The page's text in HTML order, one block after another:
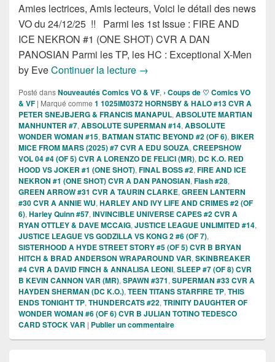
Amies lectrices, Amis lecteurs, Voici le détail des news
VO du 24/12/25 !! Parmi les 1st Issue : FIRE AND
ICE NEKRON #1 (ONE SHOT) CVR A DAN
PANOSIAN Parmi les TP, les HC : Exceptional X-Men
by EveContinuer la lecture Sorties des Comics VO de la
→
Posté dansNouveautés Comics VO & VF, › Coups de ♡ Comics VO
& VF | Marqué comme 1 1025IM0372 HORNSBY & HALO #13 CVR A
PETER SNEJBJERG & FRANCIS MANAPUL, ABSOLUTE MARTIAN
MANHUNTER #7, ABSOLUTE SUPERMAN #14, ABSOLUTE
WONDER WOMAN #15, BATMAN STATIC BEYOND #2 (OF 6), BIKER
MICE FROM MARS (2025) #7 CVR A EDU SOUZA, CREEPSHOW
VOL 04 #4 (OF 5) CVR A LORENZO DE FELICI (MR), DC K.O. RED
HOOD VS JOKER #1 (ONE SHOT), FINAL BOSS #2, FIRE AND ICE
NEKRON #1 (ONE SHOT) CVR A DAN PANOSIAN, Flash #28,
GREEN ARROW #31 CVR A TAURIN CLARKE, GREEN LANTERN
#30 CVR A ANNIE WU, HARLEY AND IVY LIFE AND CRIMES #2 (OF
6), Harley Quinn #57, INVINCIBLE UNIVERSE CAPES #2 CVR A
RYAN OTTLEY & DAVE MCCAIG, JUSTICE LEAGUE UNLIMITED #14,
JUSTICE LEAGUE VS GODZILLA VS KONG 2 #6 (OF 7),
SISTERHOOD A HYDE STREET STORY #5 (OF 5) CVR B BRYAN
HITCH & BRAD ANDERSON WRAPAROUND VAR, SKINBREAKER
#4 CVR A DAVID FINCH & ANNALISA LEONI, SLEEP #7 (OF 8) CVR
B KEVIN CANNON VAR (MR), SPAWN #371, SUPERMAN #33 CVR A
HAYDEN SHERMAN (DC K.O.), TEEN TITANS STARFIRE TP, THIS
ENDS TONIGHT TP, THUNDERCATS #22, TRINITY DAUGHTER OF
WONDER WOMAN #6 (OF 6) CVR B JULIAN TOTINO TEDESCO
CARD STOCK VAR | Publier un commentaire